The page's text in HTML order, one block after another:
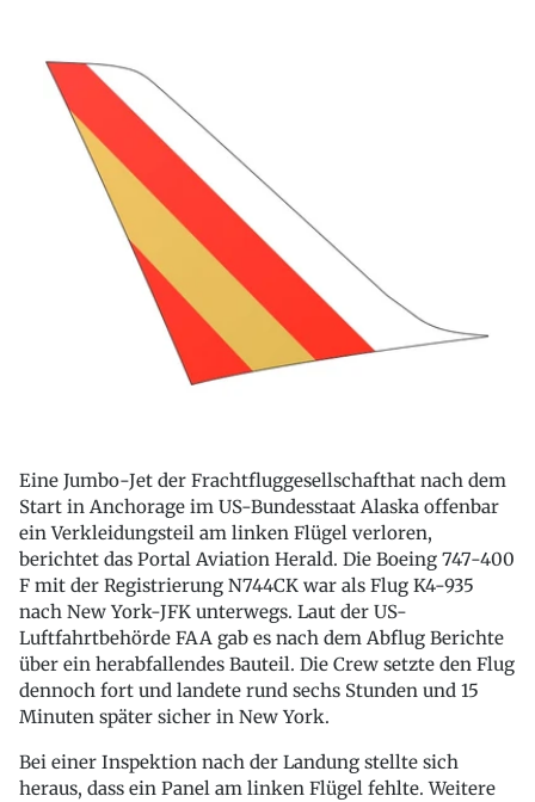
Eine Jumbo-Jet der Frachtfluggesellschafthat nach dem
Start in Anchorage im US-Bundesstaat Alaska offenbar
ein Verkleidungsteil am linken Flügel verloren,
berichtet das Portal Aviation Herald. Die Boeing 747-400
F mit der Registrierung N744CK war als Flug K4-935
nach New York-JFK unterwegs. Laut der US-
Luftfahrtbehörde FAA gab es nach dem Abflug Berichte
über ein herabfallendes Bauteil. Die Crew setzte den Flug
dennoch fort und landete rund sechs Stunden und 15
Minuten später sicher in New York.
Bei einer Inspektion nach der Landung stellte sich
heraus, dass ein Panel am linken Flügel fehlte. Weitere